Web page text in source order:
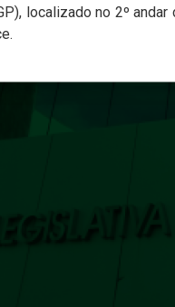
localizado no 2º andar